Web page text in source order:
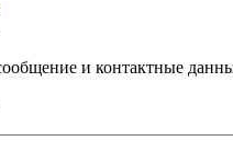
и контактные